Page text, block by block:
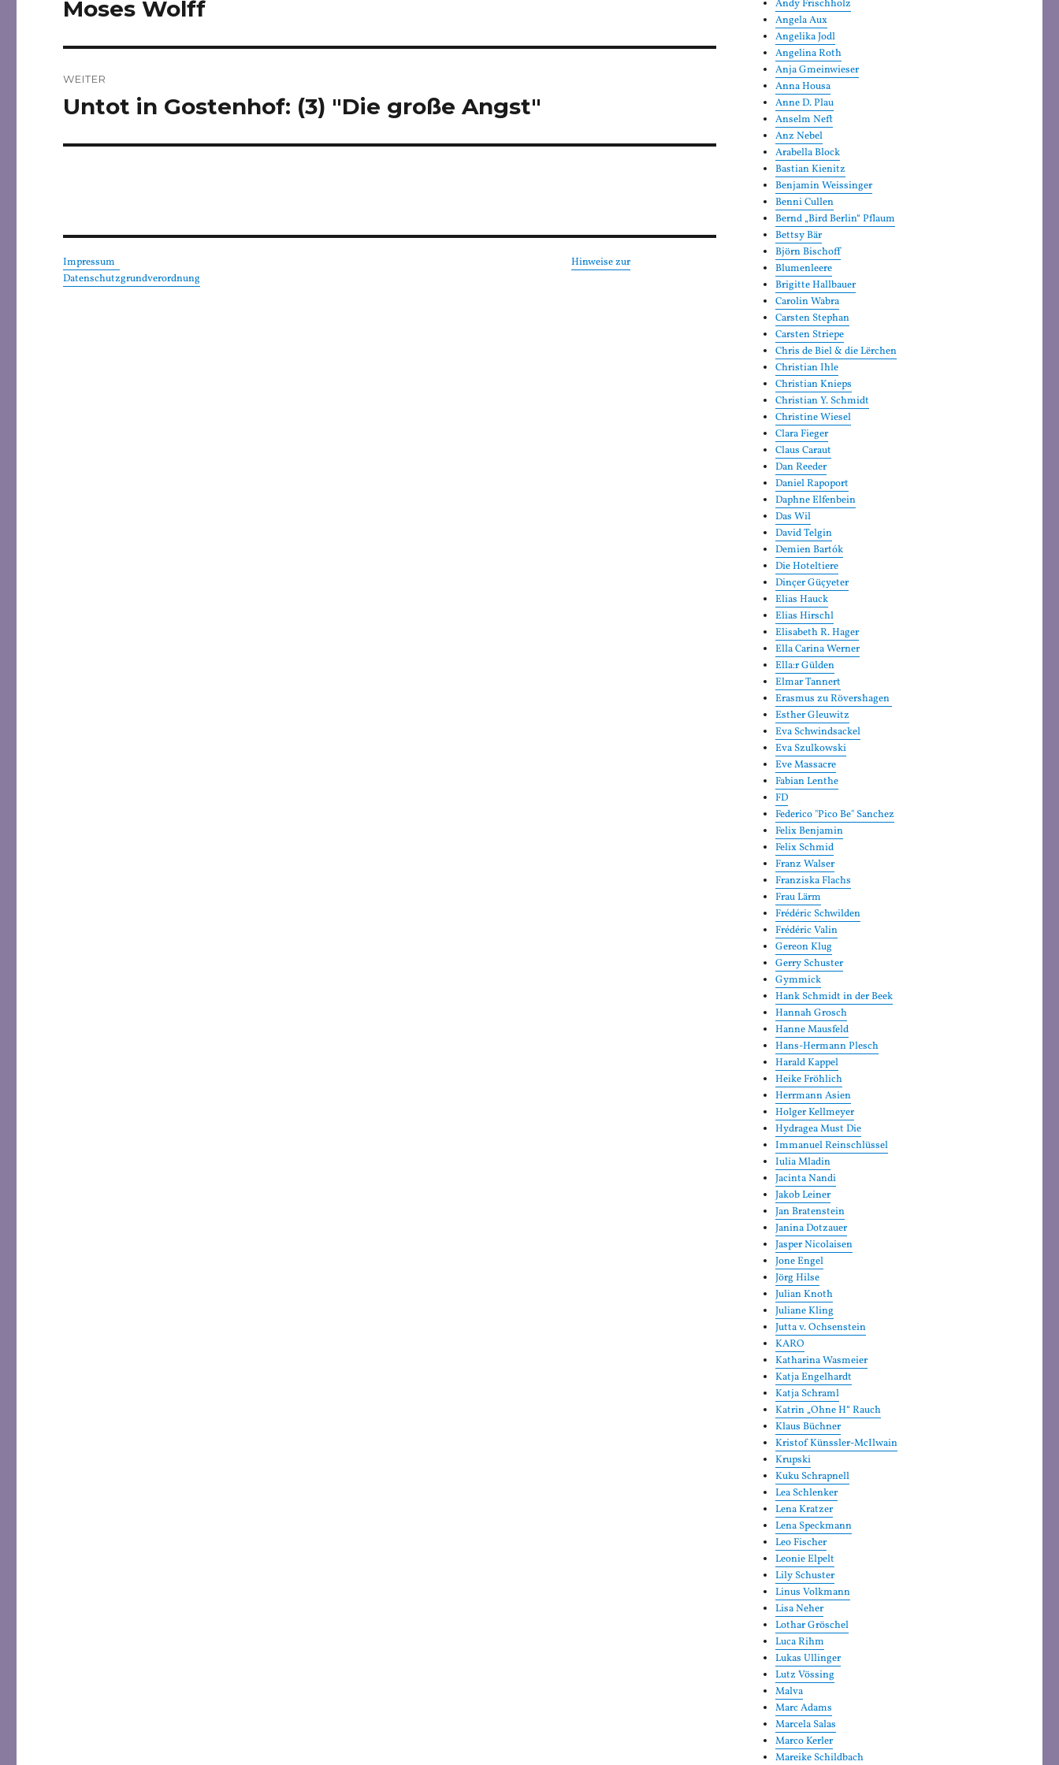
Vorheriger
Moses Wolff
WEITER
Nächster
Untot in Gostenhof: (3) "Die große Angst"
Impressum
Hinweise zur
Datenschutzgrundverordnung
Andy Frischholz
Angela Aux
Angelika Jodl
Angelina Roth
Anja Gmeinwieser
Anna Housa
Anne D. Plau
Anselm Neft
Anz Nebel
Arabella Block
Bastian Kienitz
Benjamin Weissinger
Benni Cullen
Bernd „Bird Berlin“ Pflaum
Bettsy Bär
Björn Bischoff
Blumenleere
Brigitte Hallbauer
Carolin Wabra
Carsten Stephan
Carsten Striepe
Chris de Biel & die Lërchen
Christian Ihle
Christian Knieps
Christian Y. Schmidt
Christine Wiesel
Clara Fieger
Claus Caraut
Dan Reeder
Daniel Rapoport
Daphne Elfenbein
Das Wil
David Telgin
Demien Bartók
Die Hoteltiere
Dinçer Güçyeter
Elias Hauck
Elias Hirschl
Elisabeth R. Hager
Ella Carina Werner
Ella:r Gülden
Elmar Tannert
Erasmus zu Rövershagen
Esther Gleuwitz
Eva Schwindsackel
Eva Szulkowski
Eve Massacre
Fabian Lenthe
FD
Federico "Pico Be" Sanchez
Felix Benjamin
Felix Schmid
Franz Walser
Franziska Flachs
Frau Lärm
Frédéric Schwilden
Frédéric Valin
Gereon Klug
Gerry Schuster
Gymmick
Hank Schmidt in der Beek
Hannah Grosch
Hanne Mausfeld
Hans-Hermann Plesch
Harald Kappel
Heike Fröhlich
Herrmann Asien
Holger Kellmeyer
Hydragea Must Die
Immanuel Reinschlüssel
Iulia Mladin
Jacinta Nandi
Jakob Leiner
Jan Bratenstein
Janina Dotzauer
Jasper Nicolaisen
Jone Engel
Jörg Hilse
Julian Knoth
Juliane Kling
Jutta v. Ochsenstein
KARO
Katharina Wasmeier
Katja Engelhardt
Katja Schraml
Katrin „Ohne H“ Rauch
Klaus Büchner
Kristof Künssler-McIlwain
Krupski
Kuku Schrapnell
Lea Schlenker
Lena Kratzer
Lena Speckmann
Leo Fischer
Leonie Elpelt
Lily Schuster
Linus Volkmann
Lisa Neher
Lothar Gröschel
Luca Rihm
Lukas Ullinger
Lutz Vössing
Malva
Marc Adams
Marcela Salas
Marco Kerler
Mareike Schildbach